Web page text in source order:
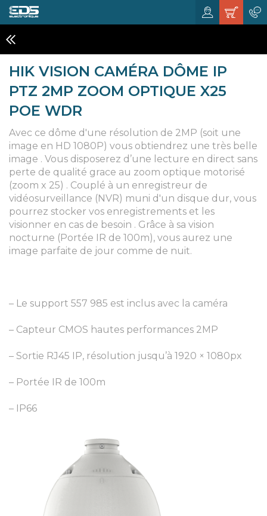
HIK VISION CAMÉRA DÔME IP
PTZ 2MP ZOOM OPTIQUE X25
POE WDR
Avec ce dôme d'une résolution de 2MP (soit une
image en HD 1080P) vous obtiendrez une très belle
image . Vous disposerez d’une lecture en direct sans
perte de qualité grace au zoom optique motorisé
(zoom x 25) . Couplé à un enregistreur de
vidéosurveillance (NVR) muni d'un disque dur, vous
pourrez stocker vos enregistrements et les
visionner en cas de besoin . Grâce à sa vision
nocturne (Portée IR de 100m), vous aurez une
image parfaite de jour comme de nuit.
– Le support 557 985 est inclus avec la caméra
– Capteur CMOS hautes performances 2MP
– Sortie RJ45 IP, résolution jusqu’à 1920 × 1080px
– Portée IR de 100m
– IP66